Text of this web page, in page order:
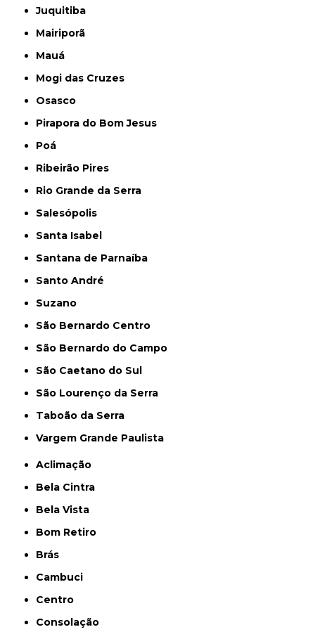
Juquitiba
Mairiporã
Mauá
Mogi das Cruzes
Osasco
Pirapora do Bom Jesus
Poá
Ribeirão Pires
Rio Grande da Serra
Salesópolis
Santa Isabel
Santana de Parnaíba
Santo André
Suzano
São Bernardo Centro
São Bernardo do Campo
São Caetano do Sul
São Lourenço da Serra
Taboão da Serra
Vargem Grande Paulista
Aclimação
Bela Cintra
Bela Vista
Bom Retiro
Brás
Cambuci
Centro
Consolação